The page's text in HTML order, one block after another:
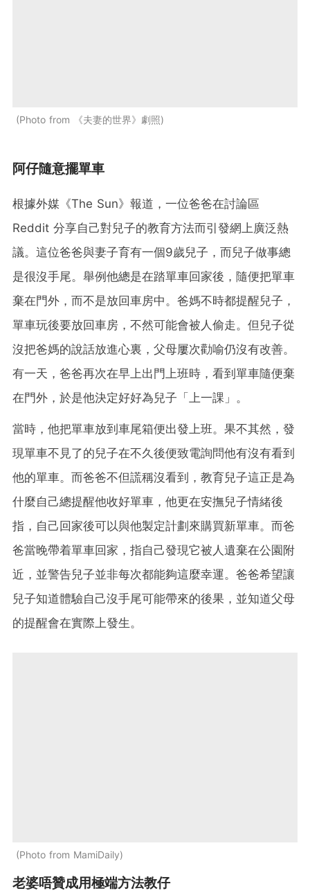
Photo from 《夫妻的世界》劇照
阿仔隨意擺單車
根據外媒《The Sun》報道，一位爸爸在討論區
Reddit 分享自己對兒子的教育方法而引發網上廣泛熱
議。這位爸爸與妻子育有一個9歲兒子，而兒子做事總
是很沒手尾。舉例他總是在踏單車回家後，隨便把單車
棄在門外，而不是放回車房中。爸媽不時都提醒兒子，
單車玩後要放回車房，不然可能會被人偷走。但兒子從
沒把爸媽的說話放進心裏，父母屢次勸喻仍沒有改善。
有一天，爸爸再次在早上出門上班時，看到單車隨便棄
在門外，於是他決定好好為兒子「上一課」。
當時，他把單車放到車尾箱便出發上班。果不其然，發
現單車不見了的兒子在不久後便致電詢問他有沒有看到
他的單車。而爸爸不但謊稱沒看到，教育兒子這正是為
什麼自己總提醒他收好單車，他更在安撫兒子情緒後
指，自己回家後可以與他製定計劃來購買新單車。而爸
爸當晚帶着單車回家，指自己發現它被人遺棄在公園附
近，並警告兒子並非每次都能夠這麼幸運。爸爸希望讓
兒子知道體驗自己沒手尾可能帶來的後果，並知道父母
的提醒會在實際上發生。
Photo from MamiDaily
老婆唔贊成用極端方法教仔